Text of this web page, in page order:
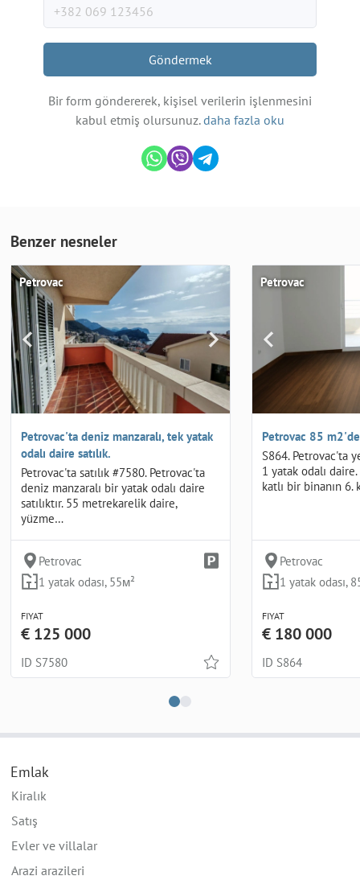
Göndermek
Bir form göndererek, kişisel verilerin işlenmesini
kabul etmiş olursunuz.daha fazla oku
Benzer nesneler
Petrovac
Petrovac'ta deniz manzaralı, tek yatak
odalı daire satılık.
Petrovac'ta satılık #7580. Petrovac'ta
deniz manzaralı bir yatak odalı daire
satılıktır. 55 metrekarelik daire,
yüzme…
Petrovac
1 yatak odası, 55м²
FIYAT
€ 125 000
ID S7580
Petrovac
Petrovac 85
S864. Petrovac'ta
1 yatak odalı
katlı bir binanın 6.
Petrovac
1 yatak odası,
FIYAT
€ 180 000
ID S864
Emlak
Kiralık
Satış
Evler ve villalar
Arazi arazileri